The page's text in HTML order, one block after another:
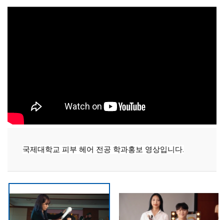
국제대학교 피부 헤어 전공 학과홍보 영상입니다.